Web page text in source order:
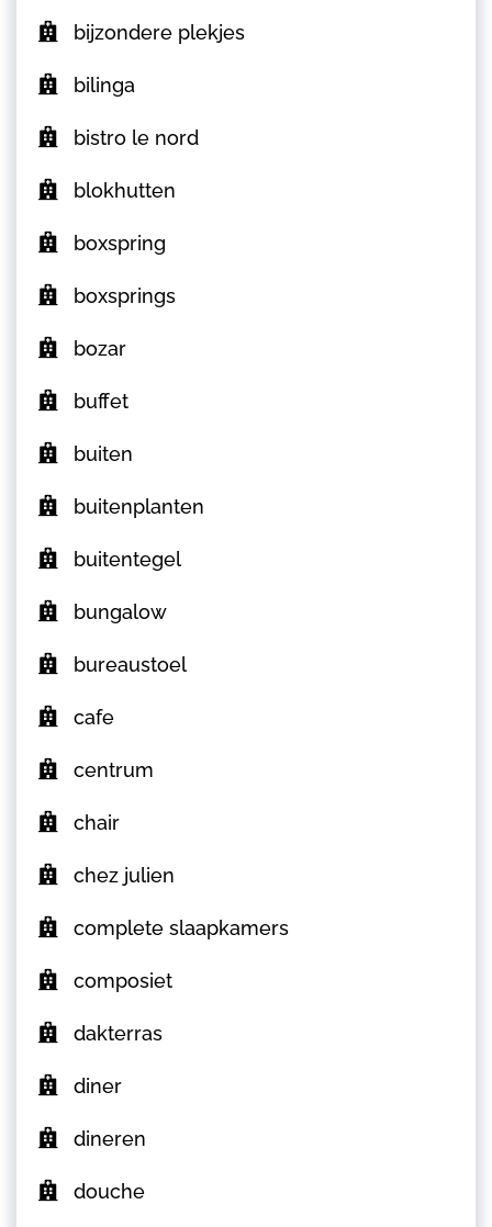
bijzondere plekjes
bilinga
bistro le nord
blokhutten
boxspring
boxsprings
bozar
buffet
buiten
buitenplanten
buitentegel
bungalow
bureaustoel
cafe
centrum
chair
chez julien
complete slaapkamers
composiet
dakterras
diner
dineren
douche